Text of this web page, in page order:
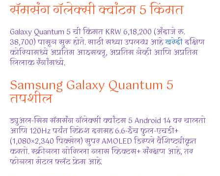
सॅमसंग गॅलेक्सी क्वांटम 5 किंमत
Galaxy Quantum 5 ची किंमत KRW 6,18,200 (अंदाजे रु.
38,700) पासून सुरू होते. साठी सध्या उपलब्ध आहेखरेदीदक्षिण
कोरियामध्ये अप्रतिम आइसब्लू, अप्रतिम नेव्ही आणि अप्रतिम
लिलाक रंगांमध्ये.
Samsung Galaxy Quantum 5
तपशील
ड्युअल-सिम सॅमसंग गॅलेक्सी क्वांटम 5 Android 14 वर चालतो
आणि 120Hz पर्यंत रिफ्रेश दरासह 6.6-इंच फुल-एचडी+
(1,080×2,340 पिक्सेल) सुपर AMOLED डिस्प्ले वैशिष्ट्यीकृत
करतो. स्क्रीनला गोरिल्ला ग्लास व्हिक्टस+ संरक्षण आहे, तर
फोनला मेटल फ्लॅट फ्रेम आहे.